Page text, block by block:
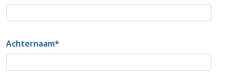
Achternaam*